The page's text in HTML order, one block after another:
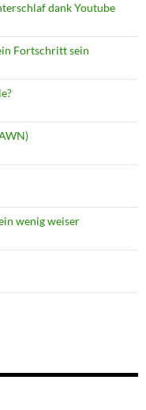
dank Youtube
Fortschritt sein
wenig weiser